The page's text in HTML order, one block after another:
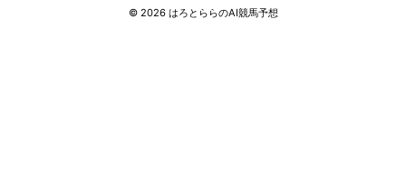
© 2026 はろとららのAI競馬予想